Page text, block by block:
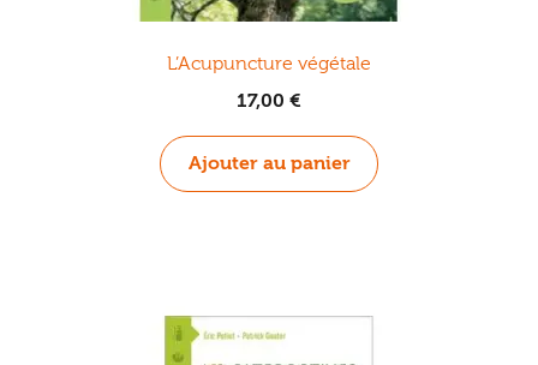
L’Acupuncture végétale
17,00 €
Ajouter au panier